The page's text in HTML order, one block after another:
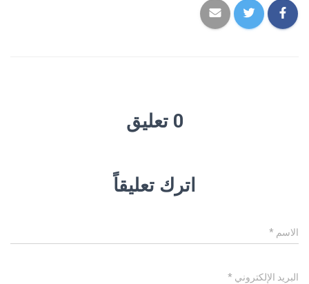
0 تعليق
اترك تعليقاً
الاسم *
البريد الإلكتروني *